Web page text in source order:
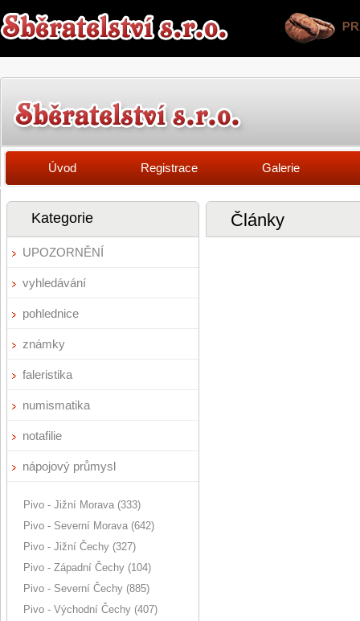
Úvod Registrace Galerie
Kategorie
UPOZORNĚNÍ
vyhledávání
pohlednice
známky
faleristika
numismatika
notafilie
nápojový průmysl
Pivo - Jižní Morava (333)
Pivo - Severní Morava (642)
Pivo - Jižní Čechy (327)
Pivo - Západní Čechy (104)
Pivo - Severní Čechy (885)
Pivo - Východní Čechy (407)
Články